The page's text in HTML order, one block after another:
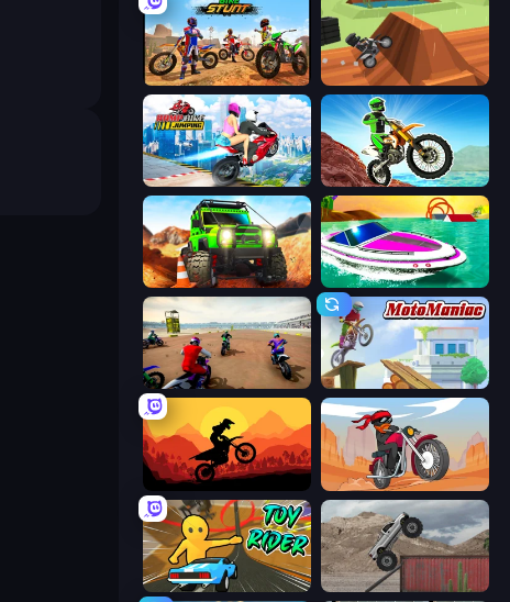
Bike Stunts Race Bike Games 3D Blocky Trials
Ramp Bike Jumping Dirt Bike Mad Skills
Offroad Life 3D Jet Boat Racing
Super MX - The Champion Moto Maniac
Sunset Bike Racing Stickman Moto Race Extreme
Toy Rider Hard Wheels